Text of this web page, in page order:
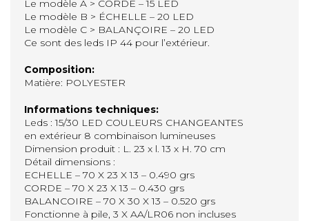
Le modèle A > CORDE – 15 LED
Le modèle B > ÉCHELLE – 20 LED
Le modèle C > BALANÇOIRE – 20 LED
Ce sont des leds IP 44 pour l’extérieur.
Composition:
Matière: POLYESTER
Informations techniques:
Leds : 15/30 LED COULEURS CHANGEANTES
en extérieur 8 combinaison lumineuses
Dimension produit : L. 23 x l. 13 x H. 70 cm
Détail dimensions :
ECHELLE – 70 X 23 X 13 – 0.490 grs
CORDE – 70 X 23 X 13 – 0.430 grs
BALANCOIRE – 70 X 30 X 13 – 0.520 grs
Fonctionne à pile, 3 X AA/LR06 non incluses